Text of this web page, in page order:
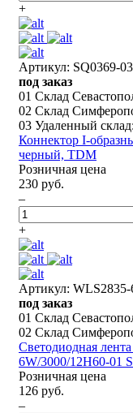
+
Артикул: SQ0369-
под заказ
01 Склад
02 Склад
03 Удаленный склад:
Коннектор I-
черный, TDM
Розничная цена
230 руб.
–
+
Артикул:
под заказ
01 Склад
02 Склад
Светодиодная
6W/3000/12H60-01
Розничная цена
126 руб.
–